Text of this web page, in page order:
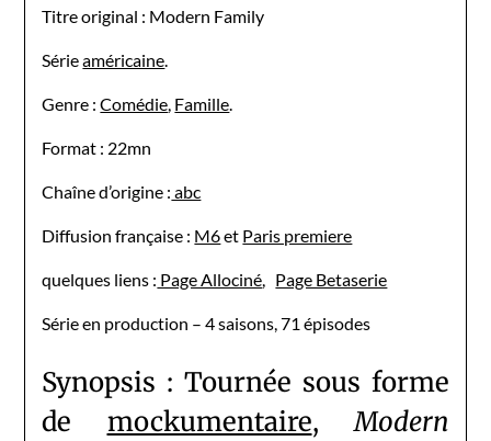
Titre original : Modern Family
Sérieaméricaine.
Genre :Comédie, Famille.
Format : 22mn
Chaîne d’origine : abc
Diffusion française : M6et Paris premiere
quelques liens : Page Allociné, Page Betaserie
Série en production – 4 saisons, 71 épisodes
Synopsis : Tournée sous forme
de mockumentaire,Modern